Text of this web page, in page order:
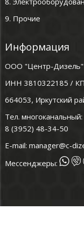
9. Прочие
Информация
ООО "Центр-Дизель"
ИНН 3810322185 /
664053, Иркутский
Тел. многоканальный:
8 (3952) 48-34-50
E-mail: manager@c-
Мессенджеры: